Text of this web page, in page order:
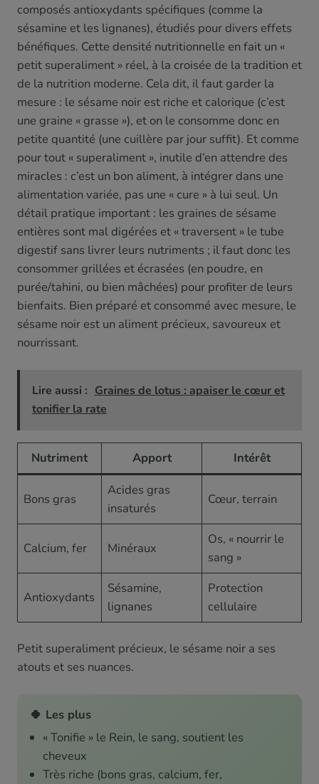
composés antioxydants spécifiques (comme la
sésamine et les lignanes), étudiés pour divers effets
bénéfiques. Cette densité nutritionnelle en fait un «
petit superaliment » réel, à la croisée de la tradition et
de la nutrition moderne. Cela dit, il faut garder la
mesure : le sésame noir est riche et calorique (c’est
une graine « grasse »), et on le consomme donc en
petite quantité (une cuillère par jour suffit). Et comme
pour tout « superaliment », inutile d’en attendre des
miracles : c’est un bon aliment, à intégrer dans une
alimentation variée, pas une « cure » à lui seul. Un
détail pratique important : les graines de sésame
entières sont mal digérées et « traversent » le tube
digestif sans livrer leurs nutriments ; il faut donc les
consommer grillées et écrasées (en poudre, en
purée/tahini, ou bien mâchées) pour profiter de leurs
bienfaits. Bien préparé et consommé avec mesure, le
sésame noir est un aliment précieux, savoureux et
nourrissant.
Lire aussi : Graines de lotus : apaiser le cœur et
tonifier la rate
Nutriment Apport Intérêt
Bons gras
Acides gras
insaturés
Cœur, terrain
Calcium, fer Minéraux
Os, « nourrir le
sang »
Antioxydants
Sésamine,
lignanes
Protection
cellulaire
Petit superaliment précieux, le sésame noir a ses
atouts et ses nuances.
🍀 Les plus
« Tonifie » le Rein, le sang, soutient les
cheveux
Très riche (bons gras, calcium, fer,